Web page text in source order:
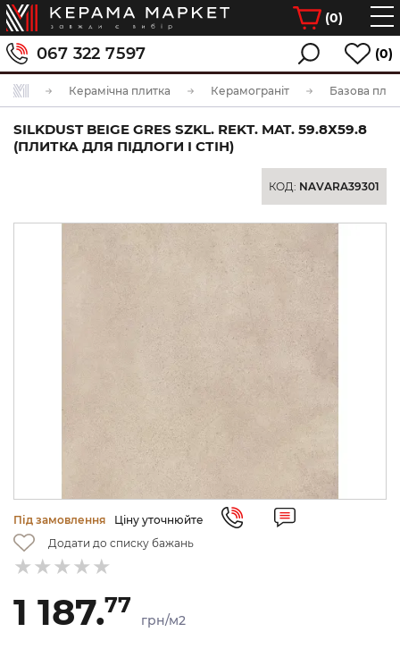
(0)
067 322 7597 (0)
Керамічна плитка Керамограніт Базова
SILKDUST BEIGE GRES SZKL. REKT. MAT. 59.8Х59.8
(ПЛИТКА ДЛЯ ПІДЛОГИ І СТІН)
КОД: NAVARA39301
Під замовлення
Ціну уточнюйте
Додати до списку бажань
1 187.77
грн/м2